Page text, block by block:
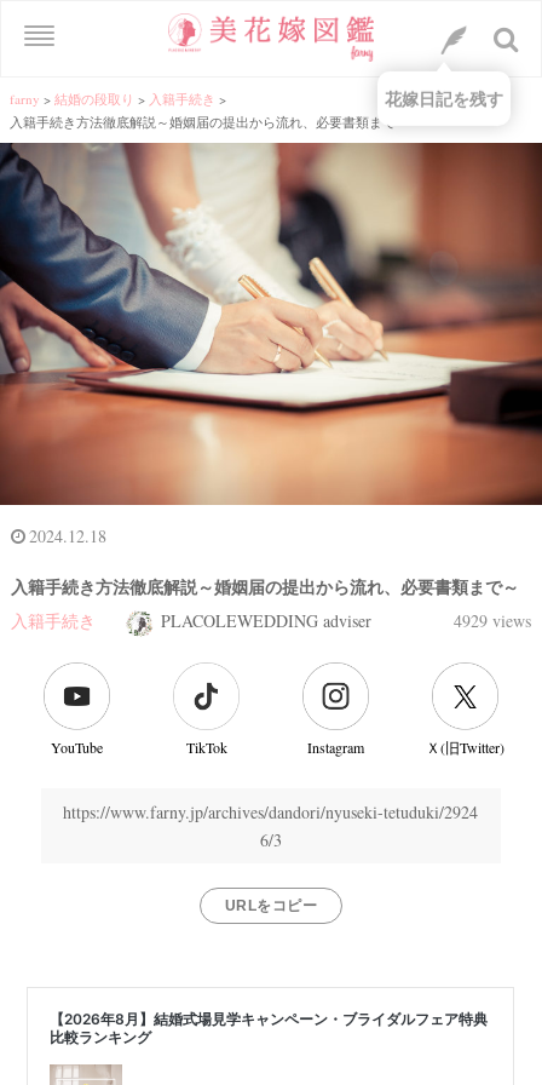
farny > 結婚の段取り > 入籍手続き >
入籍手続き方法徹底解説～婚姻届の提出から流れ、必要書類まで～
2024.12.18
入籍手続き方法徹底解説～婚姻届の提出から流れ、必要書類まで～
入籍手続き PLACOLEWEDDING adviser 4929 views
YouTube TikTok Instagram Ｘ(旧Twitter)
https://www.farny.jp/archives/dandori/nyuseki-tetuduki/2924
6/3
URLをコピー
花嫁日記を残す